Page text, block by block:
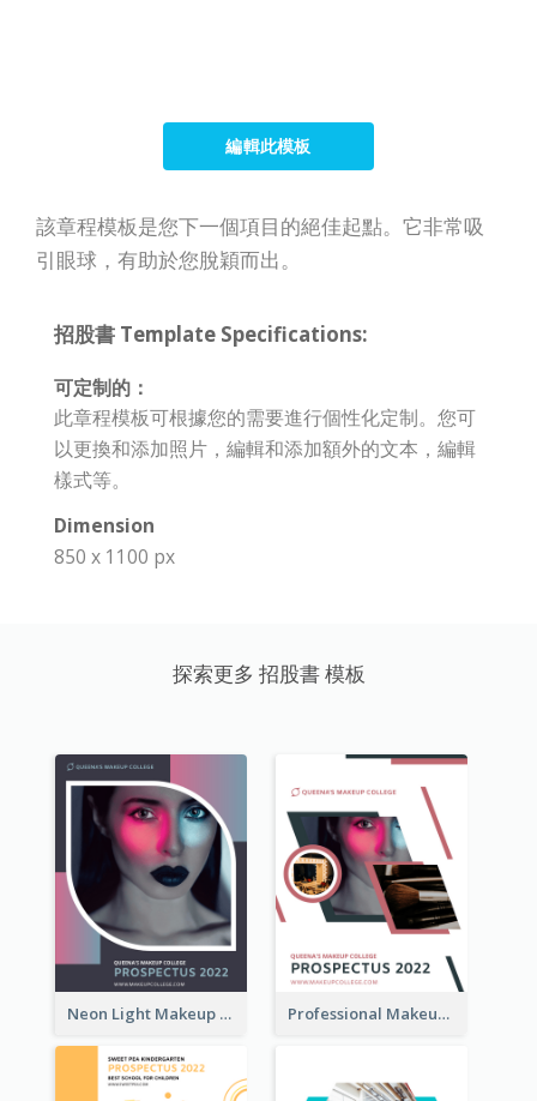
編輯此模板
該章程模板是您下一個項目的絕佳起點。它非常吸
引眼球，有助於您脫穎而出。
招股書 Template Specifications:
可定制的：
此章程模板可根據您的需要進行個性化定制。您可
以更換和添加照片，編輯和添加額外的文本，編輯
樣式等。
Dimension
850 x 1100 px
探索更多 招股書 模板
Neon Light Makeup School Prospectus Professional Makeup School Prospectus